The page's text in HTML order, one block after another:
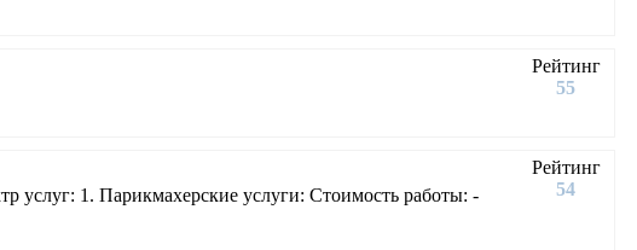
Рейтинг
55
Рейтинг
54
1. Парикмахерские услуги: Стоимость работы: -